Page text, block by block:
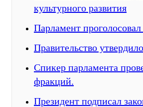
культурного развития
Парламент
Правительство
Спикер парламента
фракций.
Президент подписал